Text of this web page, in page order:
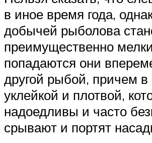
в иное время года,
добычей рыболова
преимущественно
попадаются они
другой рыбой, причем
уклейкой и плотвой,
надоедливы и часто
срывают и портят